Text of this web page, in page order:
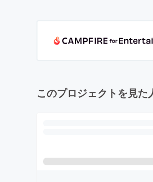
このプロジェクトを見